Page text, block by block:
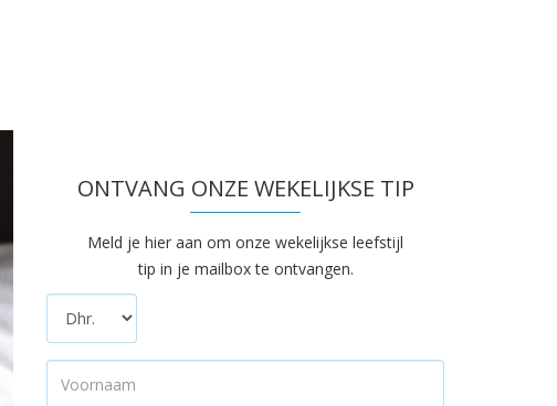
ONTVANG ONZE WEKELIJKSE TIP
Meld je hier aan om onze wekelijkse leefstijl
tip in je mailbox te ontvangen.